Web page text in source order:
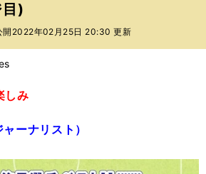
)
2022年02月25日 20:30 更新
しみ
ーナリスト）